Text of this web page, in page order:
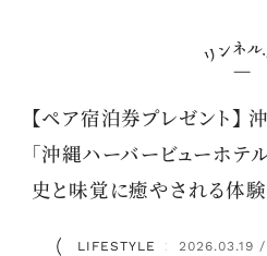
【ペア宿泊券プレゼント】
「沖縄ハーバービューホテ
史と味覚に癒やされる体
LIFESTYLE ： 2026.03.19